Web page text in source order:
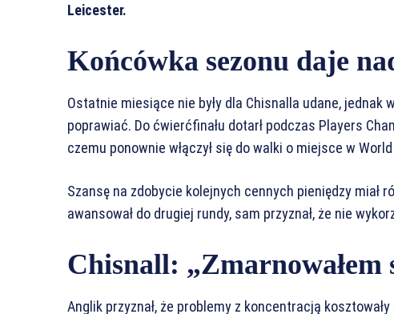
Leicester.
Końcówka sezonu daje
Ostatnie miesiące nie były dla Chisnalla udane,
poprawiać. Do ćwierćfinału dotarł podczas Players
czemu ponownie włączył się do walki o miejsce w
Szansę na zdobycie kolejnych cennych pieniędzy miał
awansował do drugiej rundy, sam przyznał, że nie
Chisnall: „Zmarnowałem
Anglik przyznał, że problemy z koncentracją